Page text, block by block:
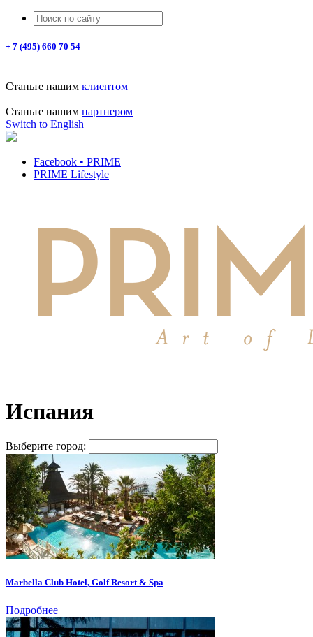
+ 7 (495) 660 70 54
Станьте нашим клиентом
Станьте нашим партнером
Switch to English
Facebook • PRIME
PRIME Lifestyle
Испания
Выберите город:
Marbella Club Hotel, Golf Resort & Spa
Подробнее